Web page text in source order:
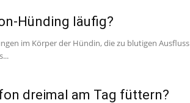
Hünding läufig?
im Körper der Hündin, die zu blutigen Ausfluss
dreimal am Tag füttern?